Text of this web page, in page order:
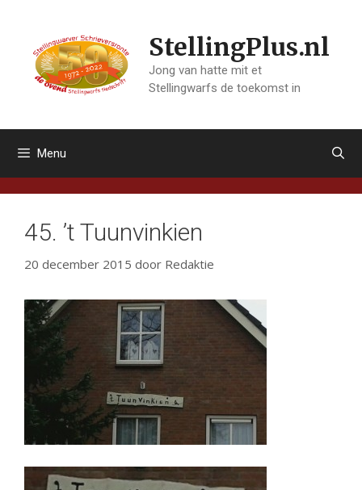
inhoud
StellingPlus.nl
Jong van hatte mit et
Stellingwarfs de toekomst in
Menu
45. ’t Tuunvinkien
20 december 2015 door Redaktie